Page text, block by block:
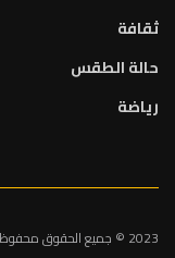
ثقافة
حالة الطقس
رياضة
2023 © جميع الحقوق محفوظة. تصميم و تطوير الموقع من قبل: